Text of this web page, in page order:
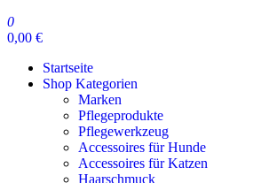
0
0,00 €
Startseite
Shop Kategorien
Marken
Pflegeprodukte
Pflegewerkzeug
Accessoires für Hunde
Accessoires für Katzen
Haarschmuck